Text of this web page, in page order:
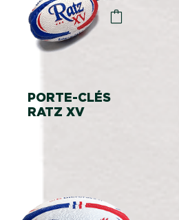
PORTE-CLÉS
RATZ XV